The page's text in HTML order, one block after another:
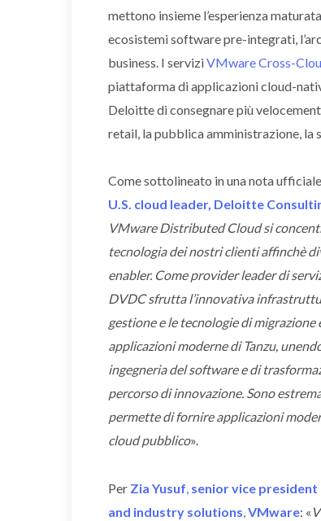
mettono insieme l’esperienza
ecosistemi software pre-integrati,
business. I serviziVMware Cross-
piattaforma di applicazioni cloud-
Deloitte di consegnare più
retail, la pubblica amministrazione, la
Come sottolineato in una nota
U.S. cloud leader, Deloitte
VMware Distributed Cloud si
tecnologia dei nostri clienti affinchè
enabler. Come provider leader di
DVDC sfrutta l’innovativa
gestione e le tecnologie di migrazione
applicazioni moderne di Tanzu,
ingegneria del software e di
percorso di innovazione. Sono
permette di fornire applicazioni
cloud pubblico».
Per Zia Yusuf, senior vice
and industry solutions,VMware: «